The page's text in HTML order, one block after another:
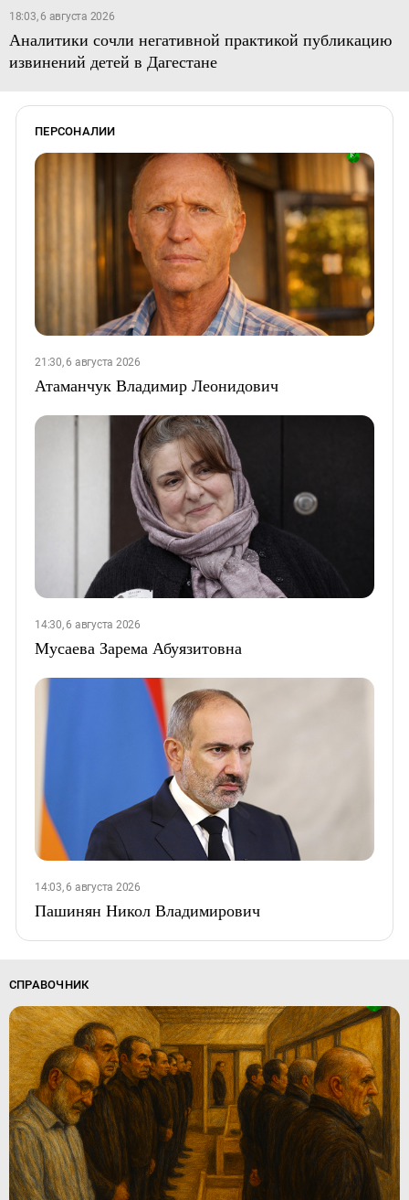
18:03, 6 августа 2026
Аналитики сочли негативной практикой публикацию
извинений детей в Дагестане
ПЕРСОНАЛИИ
21:30, 6 августа 2026
Атаманчук Владимир Леонидович
14:30, 6 августа 2026
Мусаева Зарема Абуязитовна
14:03, 6 августа 2026
Пашинян Никол Владимирович
СПРАВОЧНИК